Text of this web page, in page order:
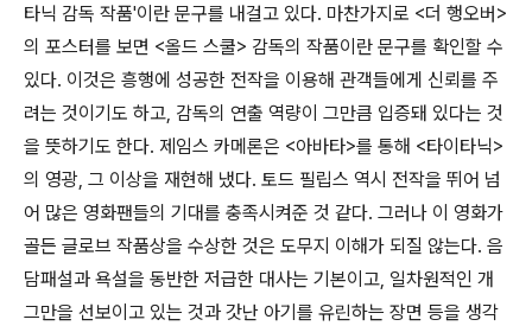
타닉 감독 작품'이란 문구를 내걸고 있다. 마찬가지로 <더 행오버>
의 포스터를 보면 <올드 스쿨> 감독의 작품이란 문구를 확인할 수
있다. 이것은 흥행에 성공한 전작을 이용해 관객들에게 신뢰를 주
려는 것이기도 하고, 감독의 연출 역량이 그만큼 입증돼 있다는 것
을 뜻하기도 한다. 제임스 카메론은 <아바타>를 통해 <타이타닉>
의 영광, 그 이상을 재현해 냈다. 토드 필립스 역시 전작을 뛰어 넘
어 많은 영화팬들의 기대를 충족시켜준 것 같다. 그러나 이 영화가
골든 글로브 작품상을 수상한 것은 도무지 이해가 되질 않는다. 음
담패설과 욕설을 동반한 저급한 대사는 기본이고, 일차원적인 개
그만을 선보이고 있는 것과 갓난 아기를 유린하는 장면 등을 생각